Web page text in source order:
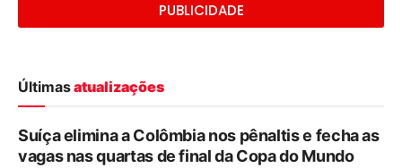
PUBLICIDADE
Últimasatualizações
Suíça elimina a Colômbia nos pênaltis e fecha as
vagas nas quartas de final da Copa do Mundo